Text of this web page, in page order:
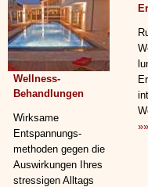
Wellness-
Behandlungen
Wirksame
Entspannungs­
methoden gegen die
Auswirkungen Ihres
stressigen Alltags